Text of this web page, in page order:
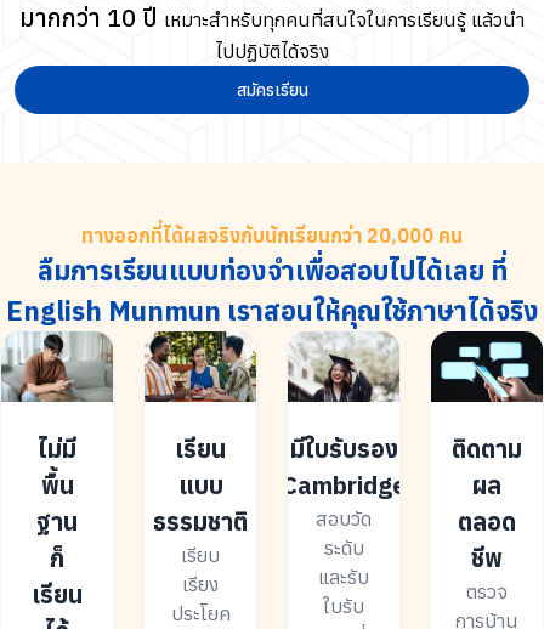
มากกว่า 10 ปี เหมาะสำหรับทุกคนที่สนใจในการเรียนรู้ แล้วนำ
ไปปฏิบัติได้จริง
สมัครเรียน
ทางออกที่ได้ผลจริงกับนักเรียนกว่า 20,000 คน
ลืมการเรียนแบบท่องจำเพื่อสอบไปได้เลย ที่
English Munmun เราสอนให้คุณใช้ภาษาได้จริง
ไม่มี
พื้น
ฐาน
ก็
เรียน
เรียน
แบบ
ธรรมชาติ
เรียบ
เรียง
ประโยค
มีใบรับรอง
Cambridge
สอบวัด
ระดับ
และรับ
ใบรับ
ติดตาม
ผล
ตลอด
ชีพ
ตรวจ
การบ้าน